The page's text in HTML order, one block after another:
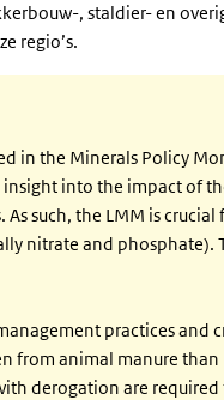
, staldier- en
regio’s.
in the Minerals Policy
into the impact of
such, the LMM is crucial
nitrate and phosphate).
practices and
from animal manure than
derogation are